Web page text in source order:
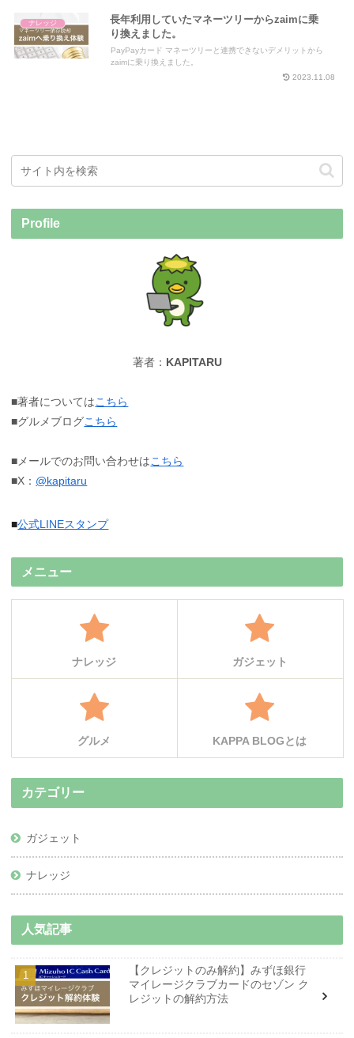
ナレッジ
長年利用していたマネーツリーからzaimに乗
り換えました。
PayPayカード マネーツリーと連携できないデメリットから
zaimに乗り換えました。
2023.11.08
Profile
著者： KAPITARU
■著者についてはこちら
■グルメブログこちら
■メールでのお問い合わせはこちら
■X： @kapitaru
■公式LINEスタンプ
メニュー
ナレッジ ガジェット
グルメ KAPPA BLOGとは
カテゴリー
ガジェット
ナレッジ
人気記事
【クレジットのみ解約】みずほ銀行
マイレージクラブカードのセゾン ク
レジットの解約方法